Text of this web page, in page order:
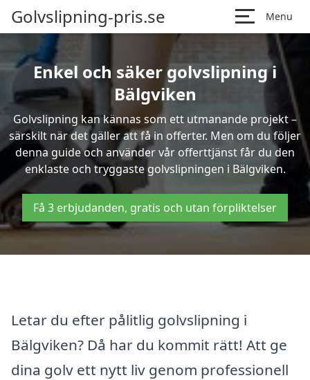
Golvslipning-pris.se Menu
Enkel och säker golvslipning i
Bälgviken
Golvslipning kan kännas som ett utmanande projekt –
särskilt när det gäller att få in offerter. Men om du följer
denna guide och använder vår offerttjänst får du den
enklaste och tryggaste golvslipningen i Bälgviken.
Få 3 erbjudanden, gratis och utan förpliktelser
Letar du efter pålitlig golvslipning i
Bälgviken? Då har du kommit rätt! Att ge
dina golv ett nytt liv genom professionell